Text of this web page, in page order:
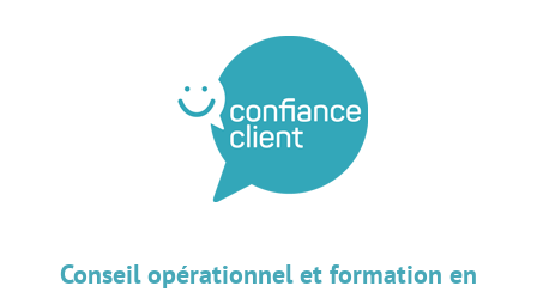
Conseil opérationnel et formation en